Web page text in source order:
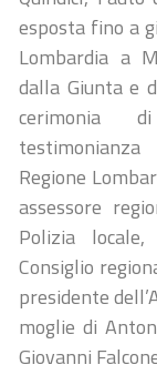
esposta fino a
Lombardia a
dalla Giunta e
cerimonia di
Regione
assessore
Polizia
Consiglio
presidente
moglie di
Giovanni